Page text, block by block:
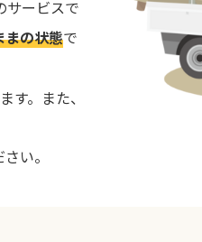
サービスで
まの状態で
す。また、
い。